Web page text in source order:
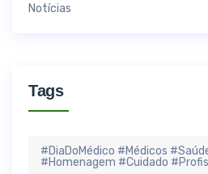
Notícias
Tags
#DiaDoMédico #Médicos
#Homenagem #Cuidado